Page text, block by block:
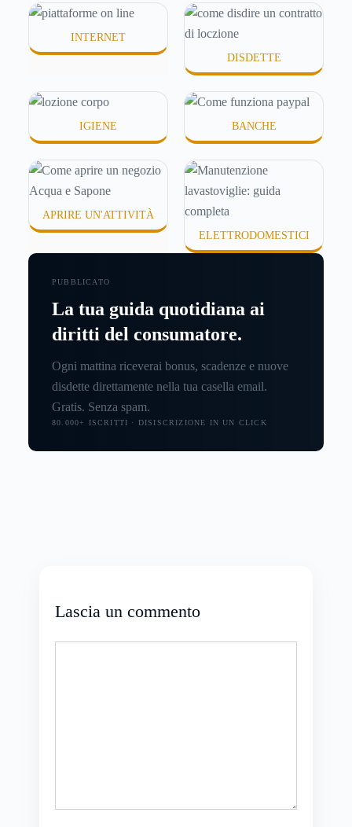
o difficili da assorbire.
INTERNET
DISDETTE
IGIENE BANCHE
APRIRE UN'ATTIVITÀ
ELETTRODOMESTICI
PUBBLICATO
La tua guida quotidiana ai
diritti del consumatore.
Ogni mattina riceverai bonus, scadenze e nuove
disdette direttamente nella tua casella email.
Gratis. Senza spam.
80.000+ ISCRITTI · DISISCRIZIONE IN UN CLICK
Lascia un commento